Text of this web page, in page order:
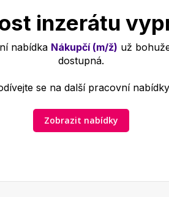
inzerátu
nabídka Nákupčí (m/ž) už
dostupná.
se na další pracovní
Zobrazit nabídky